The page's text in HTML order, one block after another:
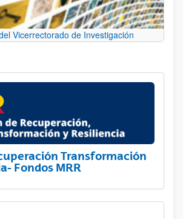
Vicerrectorado de Investigación
Transformación
Fondos MRR